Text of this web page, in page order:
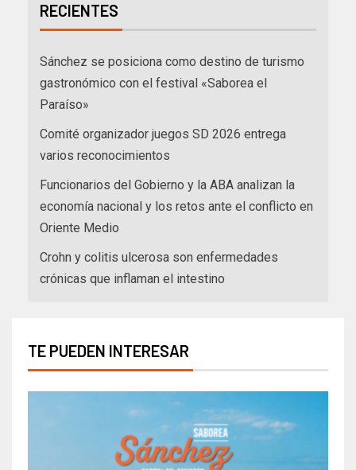
RECIENTES
Sánchez se posiciona como destino de turismo
gastronómico con el festival «Saborea el
Paraíso»
Comité organizador juegos SD 2026 entrega
varios reconocimientos
Funcionarios del Gobierno y la ABA analizan la
economía nacional y los retos ante el conflicto en
Oriente Medio
Crohn y colitis ulcerosa son enfermedades
crónicas que inflaman el intestino
TE PUEDEN INTERESAR